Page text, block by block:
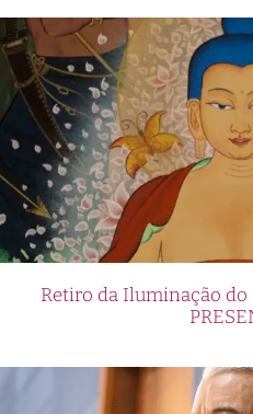
Retiro da Iluminação do